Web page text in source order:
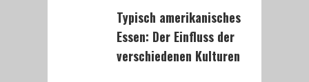
Typisch amerikanisches
Essen: Der Einfluss der
verschiedenen Kulturen